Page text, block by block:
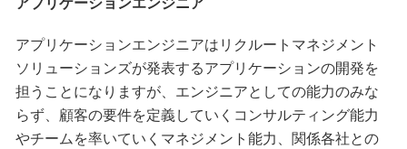
アプリケーションエンジニア
アプリケーションエンジニアはリクルートマネジメント
ソリューションズが発表するアプリケーションの開発を
担うことになりますが、エンジニアとしての能力のみな
らず、顧客の要件を定義していくコンサルティング能力
やチームを率いていくマネジメント能力、関係各社との